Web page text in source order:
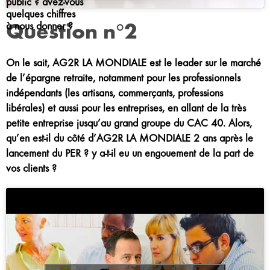
quelques chiffres
à nous donner ?
Question n°2
On le sait, AG2R LA MONDIALE est le leader sur le marché
de l’épargne retraite, notamment pour les professionnels
indépendants (les artisans, commerçants, professions
libérales) et aussi pour les entreprises, en allant de la très
petite entreprise jusqu’au grand groupe du CAC 40. Alors,
qu’en est-il du côté d’AG2R LA MONDIALE 2 ans après le
lancement du PER ? y a-t-il eu un engouement de la part de
vos clients ?